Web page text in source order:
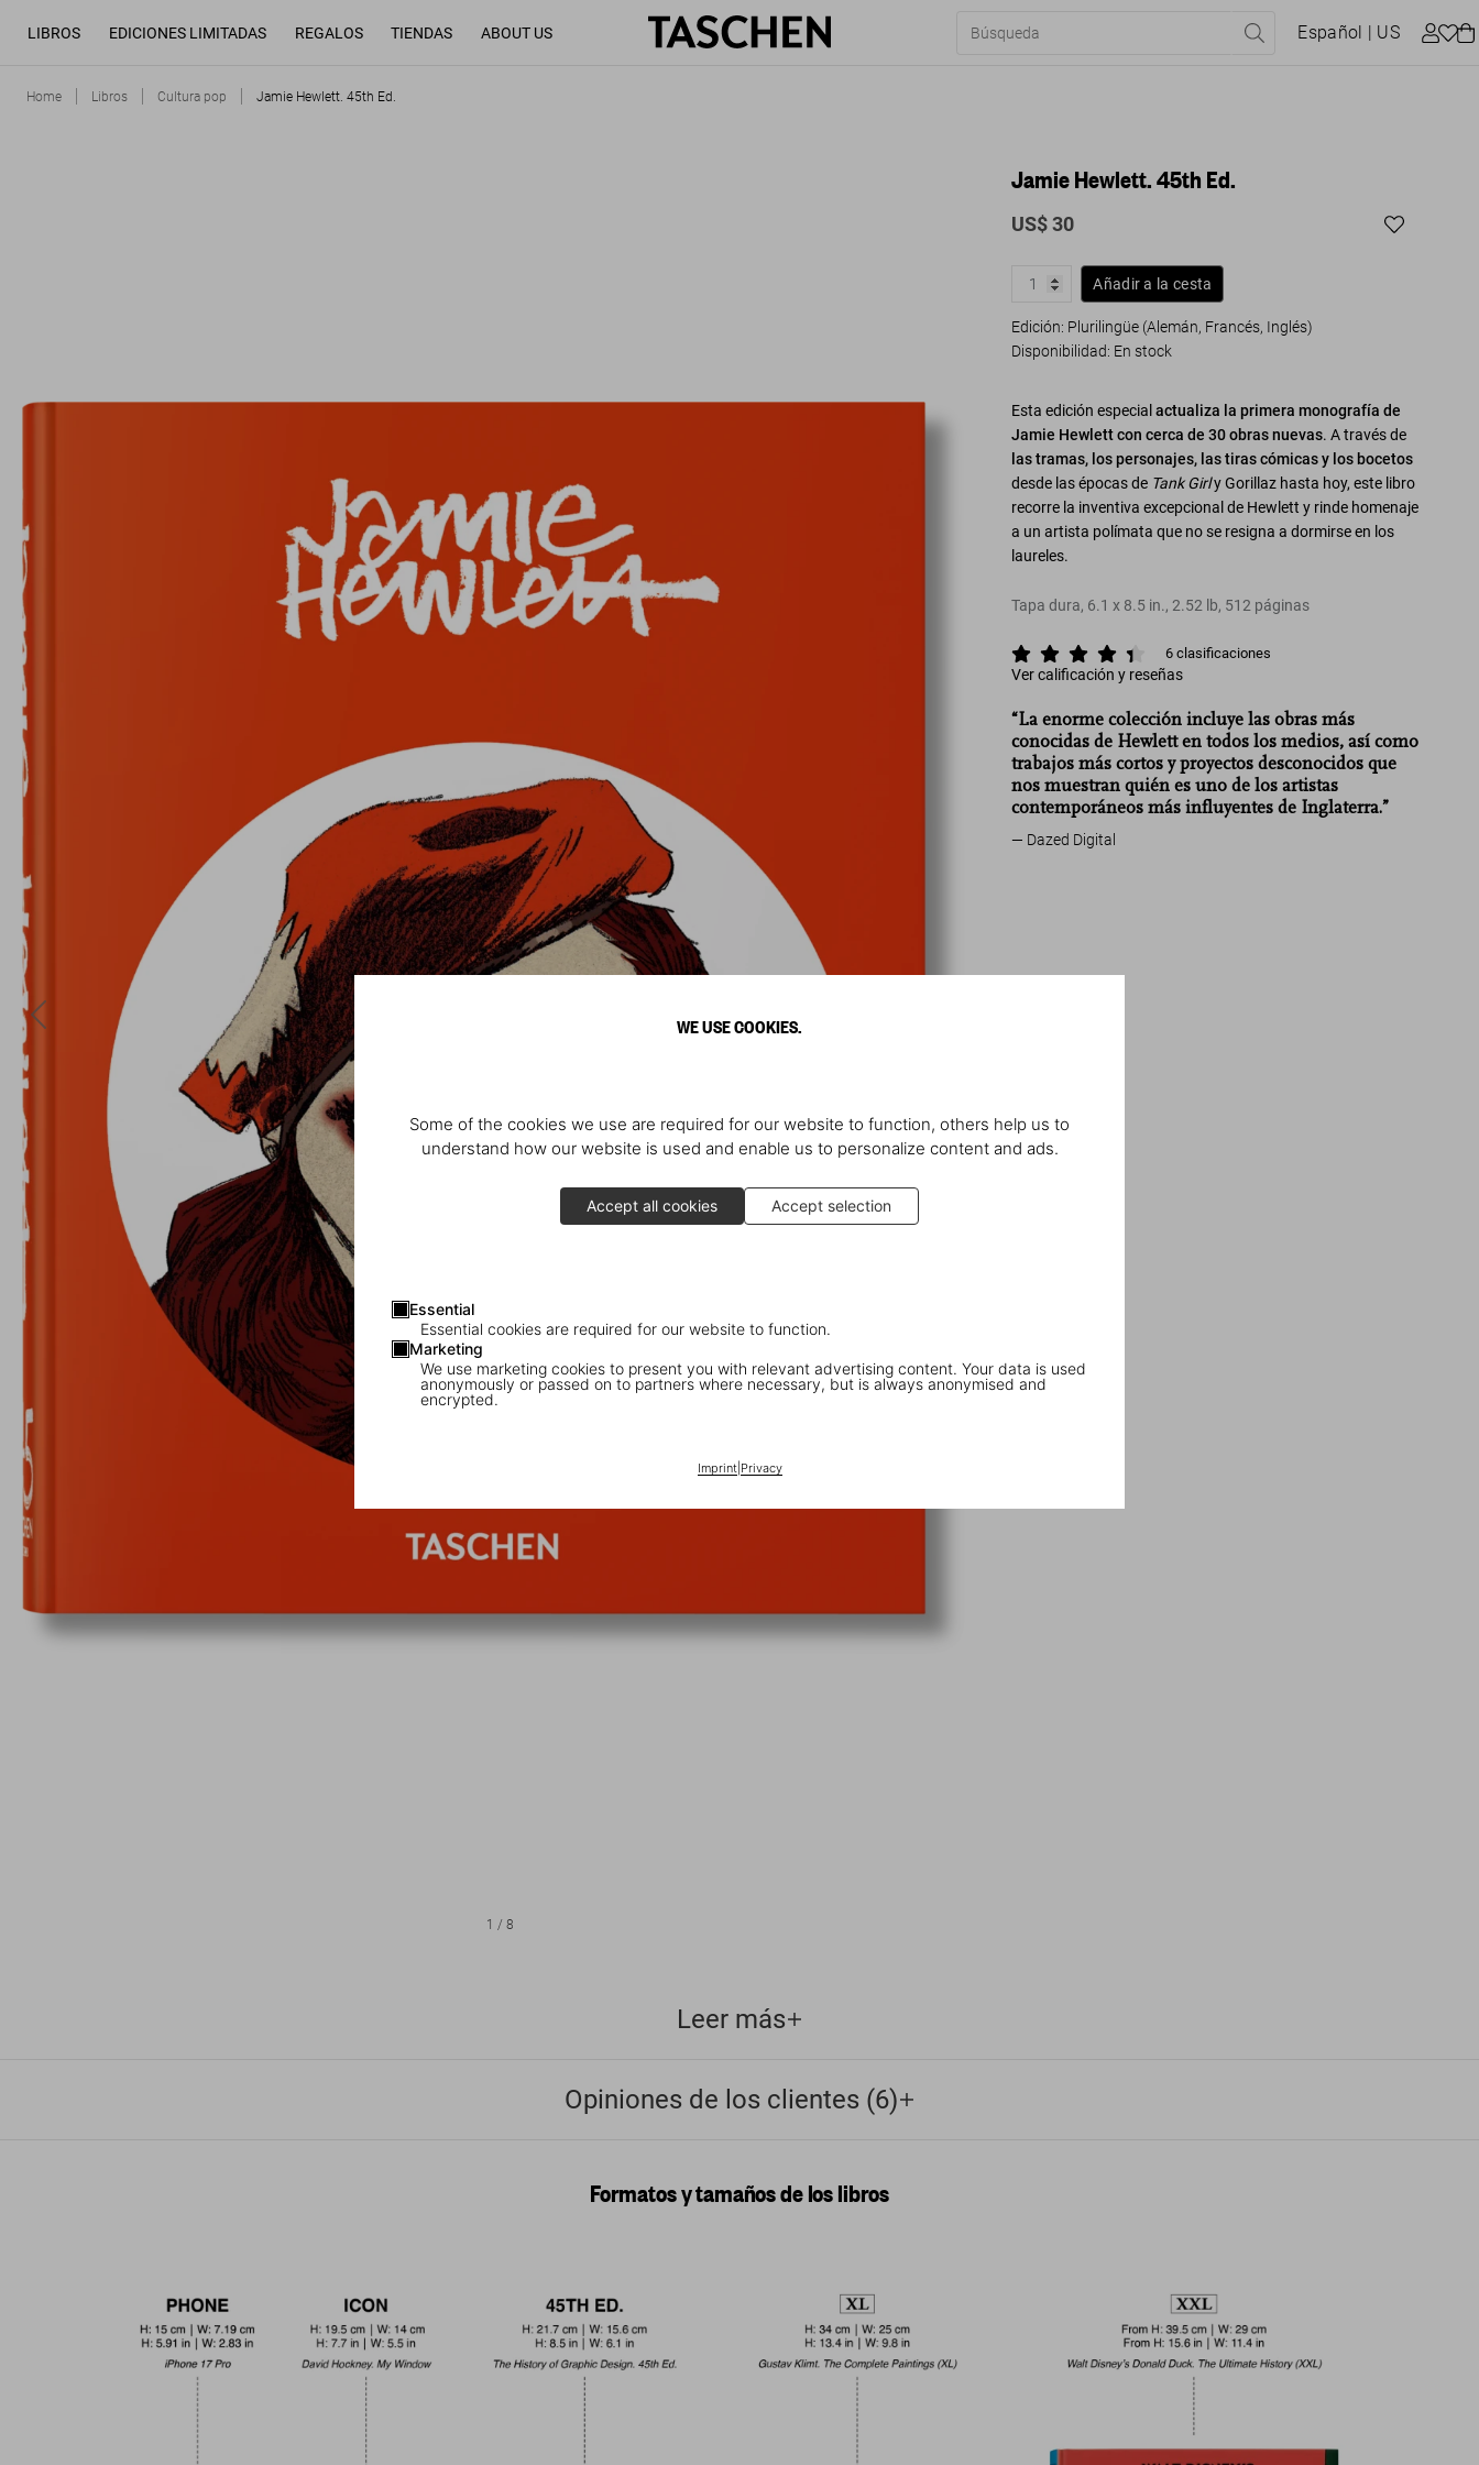
WE USE COOKIES.
Some of the cookies we use are required for our website to function, others help us to
understand how our website is used and enable us to personalize content and ads.
Accept all cookies Accept selection
Essential
Essential cookies are required for our website to function.
Marketing
We use marketing cookies to present you with relevant advertising content. Your data is used
anonymously or passed on to partners where necessary, but is always anonymised and
encrypted.
Imprint| Privacy
LIBROS EDICIONES LIMITADAS REGALOS TIENDAS ABOUT US Español | US
Home Libros Cultura pop Jamie Hewlett. 45th Ed.
1 /8
Jamie Hewlett. 45th Ed.
US$ 30
Añadir a la cesta
Edición: Plurilingüe (Alemán, Francés, Inglés)
Disponibilidad: En stock
Esta edición especialactualiza la primera monografía de
Jamie Hewlett con cerca de 30 obras nuevas. A través de
las tramas, los personajes, las tiras cómicas y los bocetos
desde las épocas de Tank Girly Gorillaz hasta hoy, este libro
recorre la inventiva excepcional de Hewlett y rinde homenaje
a un artista polímata que no se resigna a dormirse en los
laureles.
Tapa dura, 6.1 x 8.5 in.,2.52 lb, 512 páginas
6 clasificaciones
Ver calificación y reseñas
“La enorme colección incluye las obras más
conocidas de Hewlett en todos los medios, así como
trabajos más cortos y proyectos desconocidos que
nos muestran quién es uno de los artistas
contemporáneos más influyentes de Inglaterra.”
Dazed Digital
Leer más
Opiniones de los clientes (6)
Formatos y tamaños de los libros